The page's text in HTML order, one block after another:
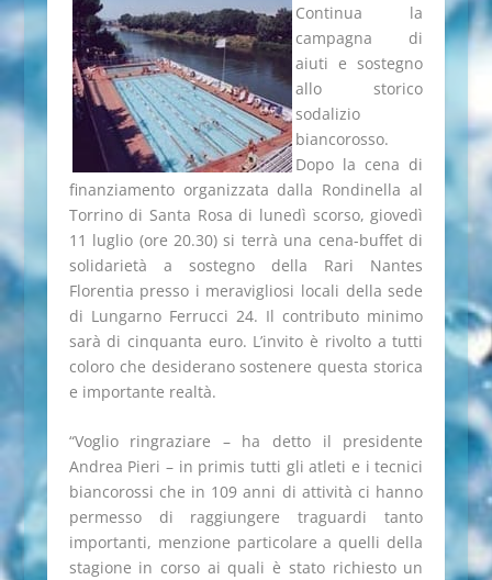
Continua la
campagna di
aiuti e sostegno
allo storico
sodalizio
biancorosso.
Dopo la cena di
finanziamento organizzata dalla Rondinella al
Torrino di Santa Rosa di lunedì scorso, giovedì
11 luglio (ore 20.30) si terrà una cena-buffet di
solidarietà a sostegno della Rari Nantes
Florentia presso i meravigliosi locali della sede
di Lungarno Ferrucci 24. Il contributo minimo
sarà di cinquanta euro. L’invito è rivolto a tutti
coloro che desiderano sostenere questa storica
e importante realtà.
“Voglio ringraziare – ha detto il presidente
Andrea Pieri – in primis tutti gli atleti e i tecnici
biancorossi che in 109 anni di attività ci hanno
permesso di raggiungere traguardi tanto
importanti, menzione particolare a quelli della
stagione in corso ai quali è stato richiesto un